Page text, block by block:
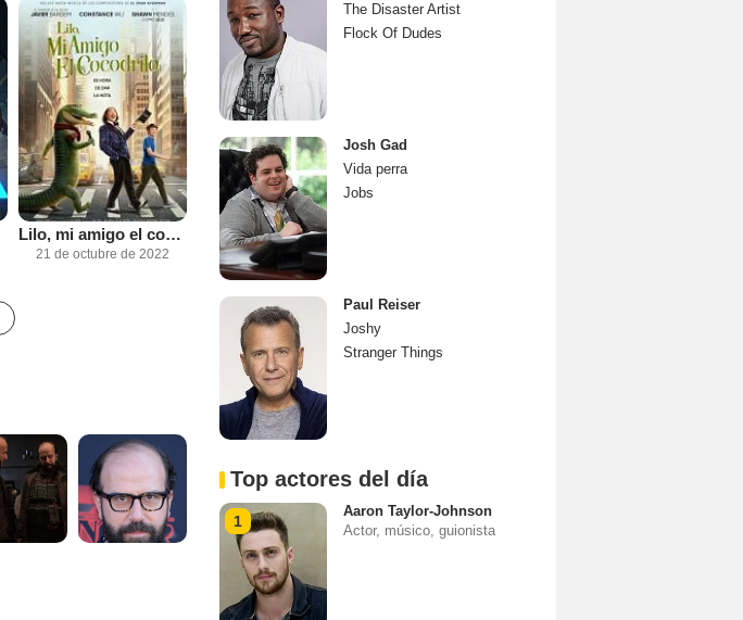
Lilo, mi amigo el cocodrilo
21 de octubre de 2022
The Disaster Artist
Flock Of Dudes
Josh Gad
Vida perra
Jobs
Paul Reiser
Joshy
Stranger Things
Top actores del día
1
Aaron Taylor-Johnson
Actor, músico, guionista